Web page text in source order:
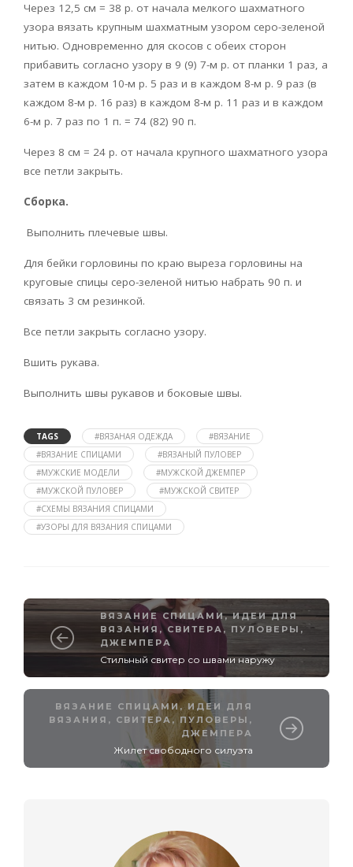
Через 12,5 см = 38 р. от начала мелкого шахматного
узора вязать крупным шахматным узором серо-зеленой
нитью. Од­новременно для скосов с обеих сторон
прибавить согласно узору в 9 (9) 7-м р. от планки 1 раз, а
затем в каждом 10-м р. 5 раз и в каждом 8-м р. 9 раз (в
каждом 8-м р. 16 раз) в каждом 8-м р. 11 раз и в каждом
6-м р. 7 раз по 1 п. = 74 (82) 90 п.
Через 8 см = 24 р. от начала крупного шахматного узора
все петли закрыть.
Сборка.
Выполнить плечевые швы.
Для бейки горловины по краю выреза горловины на
круговые спицы серо-зеленой нитью набрать 90 п. и
связать 3 см резинкой.
Все пет­ли закрыть согласно узору.
Вшить рукава.
Выполнить швы рукавов и боковые швы.
TAGS #ВЯЗАНАЯ ОДЕЖДА
#ВЯЗАНИЕ
#ВЯЗАНИЕ СПИЦАМИ
#ВЯЗАНЫЙ ПУЛОВЕР
#МУЖСКИЕ МОДЕЛИ
#МУЖСКОЙ ДЖЕМПЕР
#МУЖСКОЙ ПУЛОВЕР
#МУЖСКОЙ СВИТЕР
#СХЕМЫ ВЯЗАНИЯ СПИЦАМИ
#УЗОРЫ ДЛЯ ВЯЗАНИЯ СПИЦАМИ
ВЯЗАНИЕ СПИЦАМИ,ИДЕИ ДЛЯ
ВЯЗАНИЯ ,СВИТЕРА, ПУЛОВЕРЫ,
ДЖЕМПЕРА
Стильный свитер со швами наружу
ВЯЗАНИЕ СПИЦАМИ, ИДЕИ ДЛЯ
ВЯЗАНИЯ , СВИТЕРА, ПУЛОВЕРЫ,
ДЖЕМПЕРА
Жилет свободного силуэта